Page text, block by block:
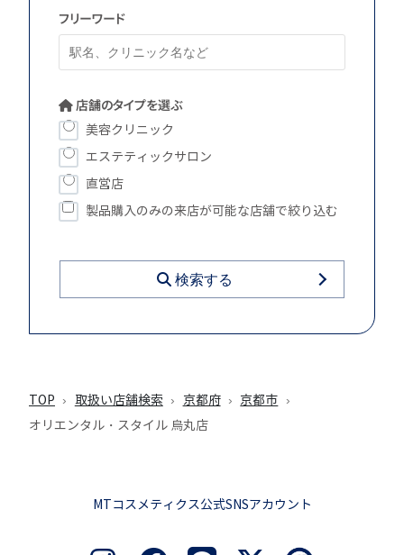
フリーワード
店舗のタイプを選ぶ
美容クリニック
エステティックサロン
直営店
製品購入のみの来店が可能な店舗で絞り込む
検索する
TOP 取扱い店舗検索 京都府
京都市
オリエンタル・スタイル 烏丸店
MTコスメティクス公式SNSアカウント